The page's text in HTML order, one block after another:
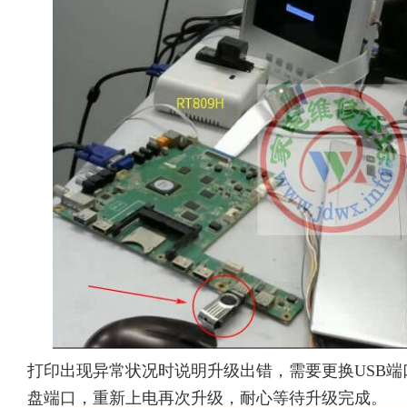
打印出现异常状况时说明升级出错，需要更换USB
盘端口，重新上电再次升级，耐心等待升级完成。